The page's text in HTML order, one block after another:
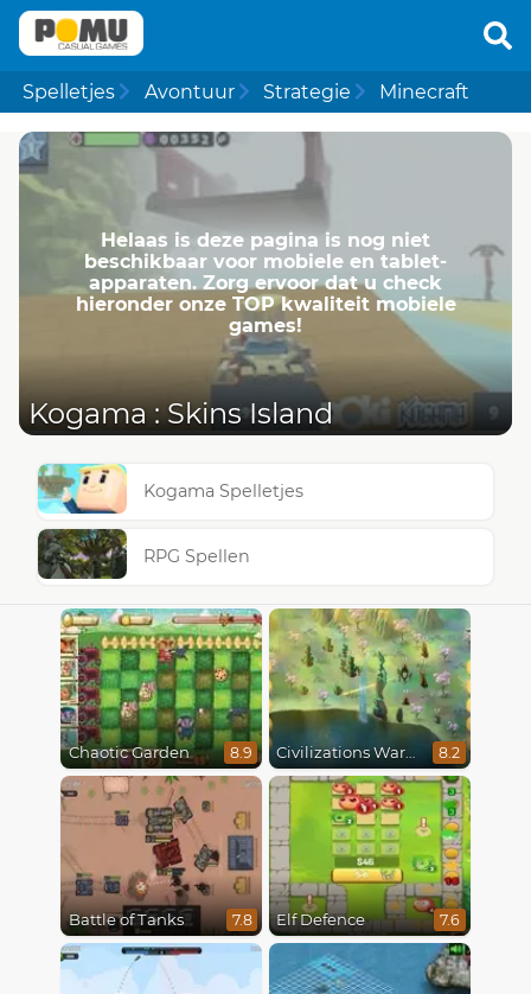
Spelletjes Avontuur Strategie Minecraft
Helaas is deze pagina is nog niet
beschikbaar voor mobiele en tablet-
apparaten. Zorg ervoor dat u check
hieronder onze TOP kwaliteit mobiele
games!
Kogama : Skins Island
Kogama Spelletjes
RPG Spellen
Chaotic Garden 8.9 Civilizations Wars Master Edition 8.2
Battle of Tanks 7.8 Elf Defence 7.6